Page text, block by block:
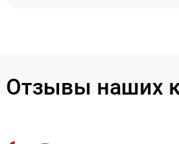
Отзывы наших